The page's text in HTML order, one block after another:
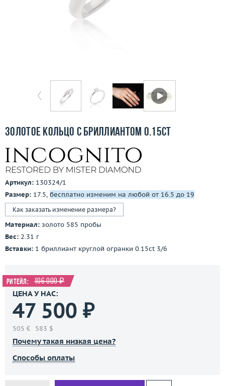
Бесплатная доставка
Контакты
Заказать звонок
Золотое кольцо с бриллиантом 0.15ct
Артикул: 130324/1
Размер: 17.5, бесплатно изменим на любой от 16.5 до 19
Как заказать изменение размера?
Материал: золото 585 пробы
Вес: 2.31 г
Вставки: 1 бриллиант круглой огранки 0.15ct 3/6
Ритейл: 106 000 ₽
ЦЕНА У НАС:
47 500 ₽
505 € 583 $
Почему такая низкая цена?
Способы оплаты